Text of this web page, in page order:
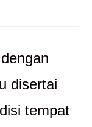
disertai
tempat